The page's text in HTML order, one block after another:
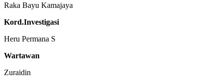
Raka Bayu Kamajaya
Kord.Investigasi
Heru Permana S
Wartawan
Zuraidin